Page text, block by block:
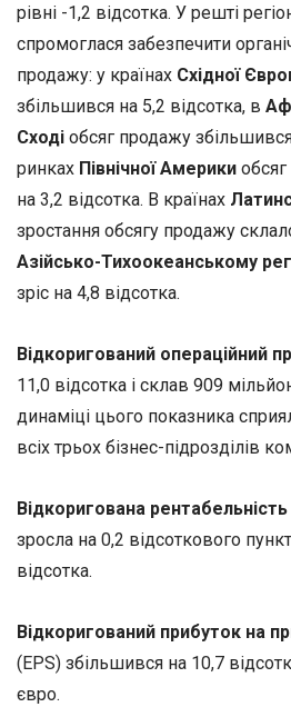
рівні -1,2 відсотка. У решті
спромоглася забезпечити
продажу: у країнах Східної
збільшився на 5,2 відсотка, в
Сході обсяг продажу
ринках Північної Америки
на 3,2 відсотка. В країнах
зростання обсягу продажу
Азійсько-Тихоокеанському
зріс на 4,8 відсотка.
Відкоригований операційний
11,0 відсотка і склав 909
динаміці цього показника
всіх трьох бізнес-підрозділів
Відкоригована
зросла на 0,2 відсоткового
відсотка.
Відкоригований прибуток на
(EPS) збільшився на 10,7
євро.